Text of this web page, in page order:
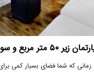
سوئیت های با متراژ کم
که شما فضای بسیار کمی